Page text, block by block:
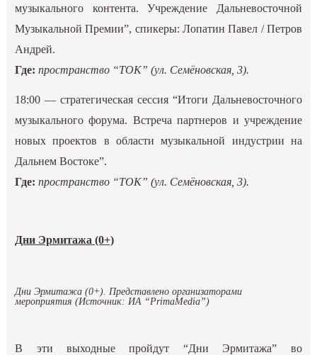
музыкального контента. Учреждение Дальневосточной
Музыкальной Премии”, спикеры: Лопатин Павел / Петров
Андрей.
Где: пространство “ТОК” (ул. Семёновская, 3).
18:00 — стратегическая сессия “Итоги Дальневосточного
музыкального форума. Встреча партнеров и учреждение
новых проектов в области музыкальной индустрии на
Дальнем Востоке”.
Где: пространство “ТОК” (ул. Семёновская, 3).
Дни Эрмитажа (0+)
Дни Эрмитажа (0+). Представлено организаторами
мероприятия (Источник: ИА “PrimaMedia”)
В эти выходные пройдут “Дни Эрмитажа” во